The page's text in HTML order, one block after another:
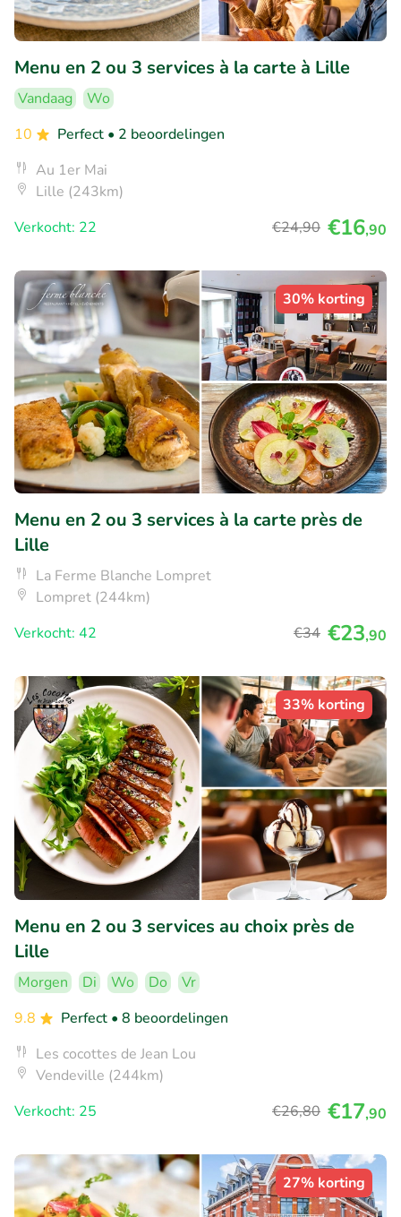
Menu en 2 ou 3 services à la carte à Lille
Vandaag
Wo
10
Perfect • 2 beoordelingen
Au 1er Mai
Lille (243km)
Verkocht: 22
€24,90 €16,90
30% korting
Menu en 2 ou 3 services à la carte près de
Lille
La Ferme Blanche Lompret
Lompret (244km)
Verkocht: 42
€34 €23,90
33% korting
Menu en 2 ou 3 services au choix près de
Lille
Morgen Di Wo Do
Vr
9.8
Perfect • 8 beoordelingen
Les cocottes de Jean Lou
Vendeville (244km)
Verkocht: 25
€26,80 €17,90
27% korting